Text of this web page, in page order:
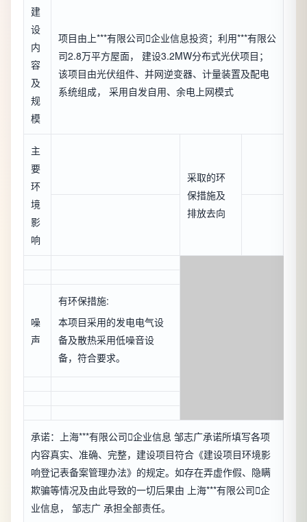
建
设
内
容
及
规
模
项目由上***有限公司企业信息投资；利用***有限公
司2.8万平方屋面， 建设3.2MW分布式光伏项目；
该项目由光伏组件、并网逆变器、计量装置及配电
系统组成， 采用自发自用、余电上网模式
主
要
环
境
影
响
采取的环
保措施及
排放去向
噪
声
有环保措施:
本项目采用的发电电气设
备及散热采用低噪音设
备，符合要求。
承诺：上海***有限公司企业信息 邹志广承诺所填写各项
内容真实、准确、完整，建设项目符合《建设项目环境影
响登记表备案管理办法》的规定。如存在弄虚作假、隐瞒
欺骗等情况及由此导致的一切后果由 上海***有限公司企
业信息， 邹志广 承担全部责任。